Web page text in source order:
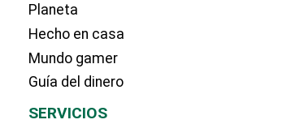
Planeta
Hecho en casa
Mundo gamer
Guía del dinero
SERVICIOS